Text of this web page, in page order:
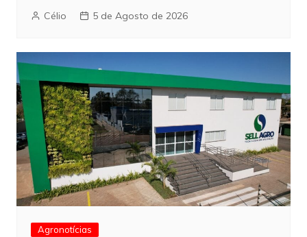
Célio 5 de Agosto de 2026
Agronotícias